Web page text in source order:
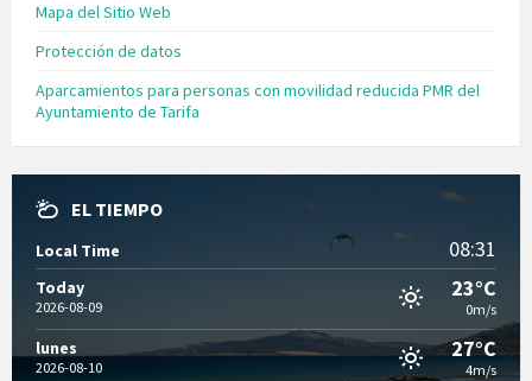
Mapa del Sitio Web
Protección de datos
Aparcamientos para personas con movilidad reducida PMR del
Ayuntamiento de Tarifa
EL TIEMPO
Local Time 08:31
Today
2026-08-09
23°C
0m/s
lunes
2026-08-10
27°C
4m/s